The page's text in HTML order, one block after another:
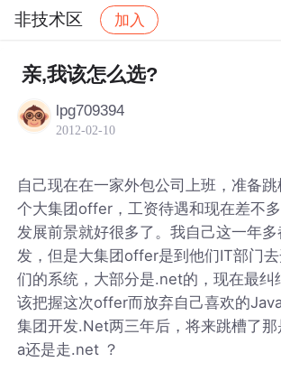
非技术区 加入
社区 非技术区
亲,我该怎么选?
lpg709394
2012-02-10
自己现在在一家外包公司上班，准备
个大集团offer，工资待遇和现在差不
发展前景就好很多了。我自己这一年
发，但是大集团offer是到他们IT部门
们的系统，大部分是.net的，现在最纠
该把握这次offer而放弃自己喜欢的
集团开发.Net两三年后，将来跳槽了
a还是走.net ？